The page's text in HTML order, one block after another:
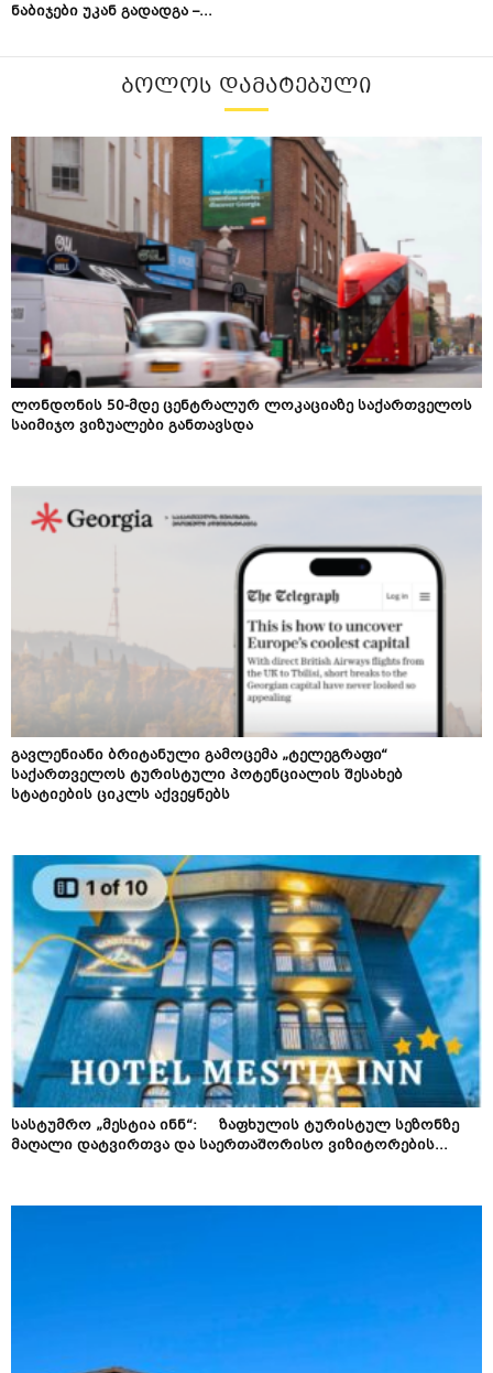
ნაბიჯები უკან გადადგა –...
ᲑᲝᲚᲝᲡ ᲓᲐᲛᲐᲢᲔᲑᲣᲚᲘ
ლონდონის 50-მდე ცენტრალურ ლოკაციაზე საქართველოს
საიმიჯო ვიზუალები განთავსდა
გავლენიანი ბრიტანული გამოცემა „ტელეგრაფი“
საქართველოს ტურისტული პოტენციალის შესახებ
სტატიების ციკლს აქვეყნებს
სასტუმრო „მესტია ინნ“: ზაფხულის ტურისტულ სეზონზე
მაღალი დატვირთვა და საერთაშორისო ვიზიტორების...